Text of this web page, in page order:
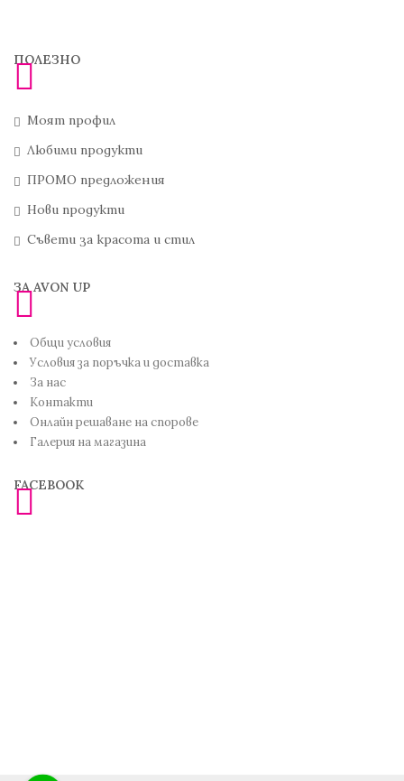
ПОЛЕЗНО
Моят профил
Любими продукти
ПРОМО предложения
Нови продукти
Съвети за красота и стил
ЗА AVON UP
Общи условия
Условия за поръчка и доставка
За нас
Контакти
Онлайн решаване на спорове
Галерия на магазина
FACEBOOK